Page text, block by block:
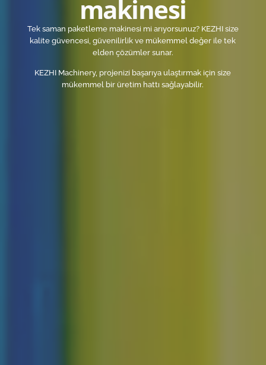
makinesi
Tek saman paketleme makinesi mi arıyorsunuz? KEZHI size
kalite güvencesi, güvenilirlik ve mükemmel değer ile tek
elden çözümler sunar.
KEZHI Machinery, projenizi başarıya ulaştırmak için size
mükemmel bir üretim hattı sağlayabilir.